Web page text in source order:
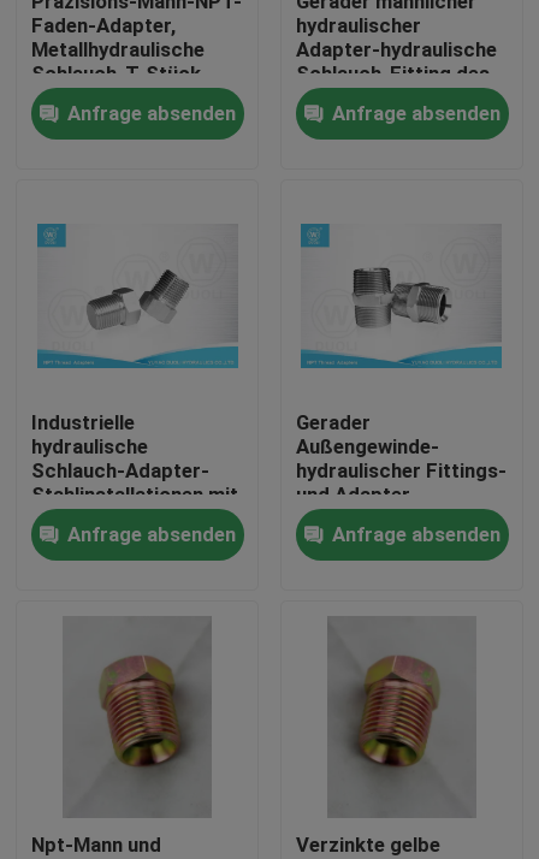
Produkte
Über uns
Qualitätskontrolle
Treten Sie mit uns in Verbindung
Nachrichten
Hydraulische Schlauch-Endpassstücke
hydraulische Schlauchzwingeninstallationen
Faden-Adapter,
Metallhydraulische
Schlauch-T-Stück
Verbindungsstücke
Anfrage absenden
hydraulischer
Adapter-hydraulische
Schlauch-Fitting des
Kohlenstoffstahl-NPT
Anfrage absenden
Industrielle
hydraulische
Schlauch-Adapter-
Stahlinstallationen mit
NPT-Stempel-Faden
Anfrage absenden
Gerader
Außengewinde-
hydraulischer Fittings-
und Adapter-
nationaler Standard
NPTAnfrage absenden
Npt-Mann und
Verzinkte gelbe